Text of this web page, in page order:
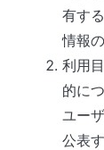
有す
情報
利用
的に
ユー
公表